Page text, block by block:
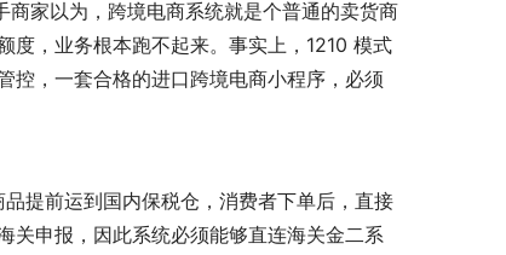
家以为，跨境电商系统就是个普通的卖货商
度，业务根本跑不起来。事实上，1210 模式
控，一套合格的进口跨境电商小程序，必须
提前运到国内保税仓，消费者下单后，直接
关申报，因此系统必须能够直连海关金二系